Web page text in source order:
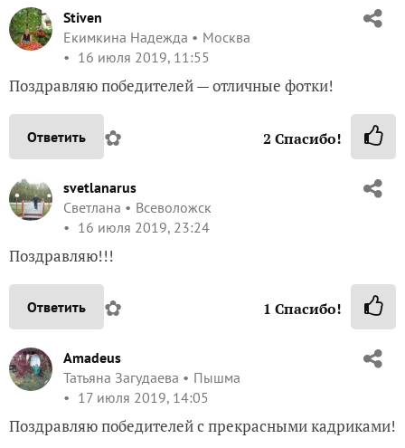
Stiven
Екимкина Надежда
Москва
16 июля 2019, 11:55
Поздравляю победителей — отличные фотки!
Ответить ✿ 2 Спасибо!
svetlanarus
Светлана
Всеволожск
16 июля 2019, 23:24
Поздравляю!!!
Ответить ✿ 1 Спасибо!
Amadeus
Татьяна Загудаева
Пышма
17 июля 2019, 14:05
Поздравляю победителей с прекрасными кадриками!